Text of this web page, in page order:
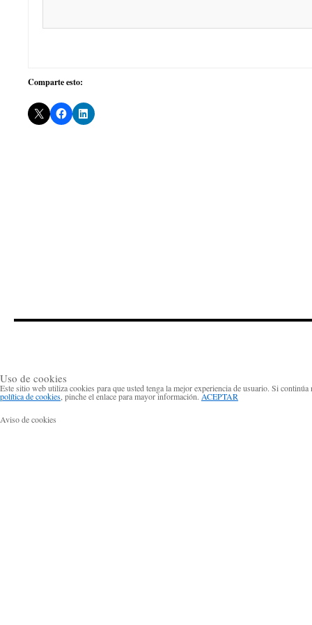
Comparte esto:
Uso de cookies
Este sitio web utiliza cookies para que usted tenga la mejor experiencia de usuario. Si
política de cookies , pinche el enlace para mayor información. ACEPTAR
Aviso de cookies